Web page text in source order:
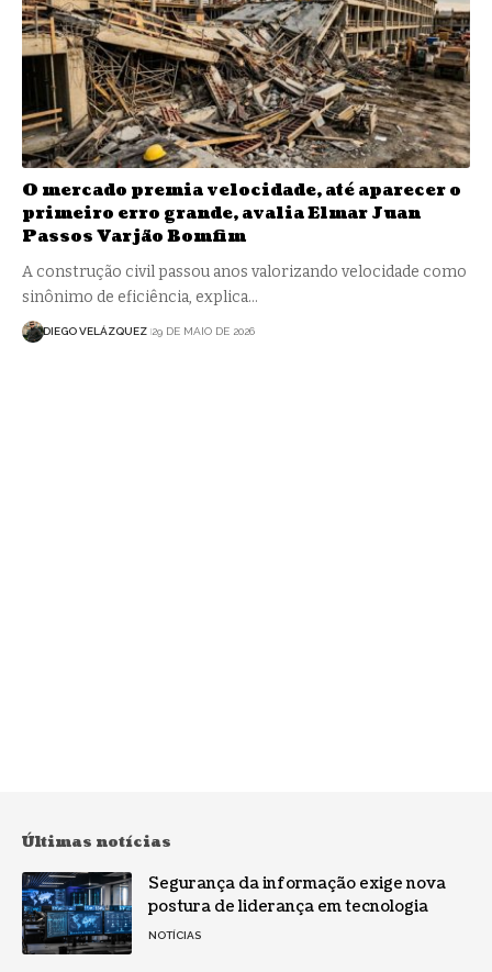
O mercado premia velocidade, até aparecer o
primeiro erro grande, avalia Elmar Juan
Passos Varjão Bomfim
A construção civil passou anos valorizando velocidade como
sinônimo de eficiência, explica…
DIEGO VELÁZQUEZ 29 DE MAIO DE 2026
Últimas notícias
Segurança da informação exige nova
postura de liderança em tecnologia
NOTÍCIAS